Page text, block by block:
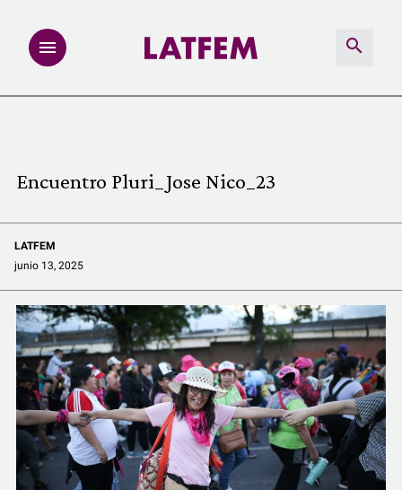
REDACCIÓN ABIERTA
LATFEMLAB.
PRODUCTOS
COMUNIDAD
QUIÉNES SOMOS
Encuentro Pluri_Jose Nico_23
LATFEM
junio 13, 2025